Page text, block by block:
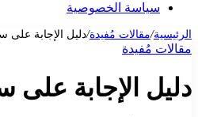
سياسة الخصوصية
الرئيسية/مقالات مُفيدة/دليل الإجابة على
مقالات مُفيدة
دليل الإجابة على